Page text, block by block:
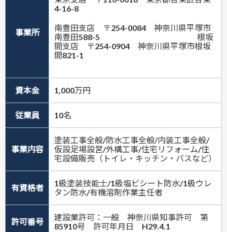
事業所
4-16-8
南豊田支店 〒254-0084 神奈川県平塚市
南豊田588-5 根坂
間支店 〒254-0904 神奈川県平塚市根坂
間821-1
資本金 1,000万円
従業員 10名
事業内容
塗装工事全般/防水工事全般/内装工事全般/
仮設足場設営/外構工事/住宅リフォーム/住
宅設備販売（トイレ・キッチン・バスなど）
有資格者
1級塗装技能士/1級塩ビシート防水/1級ウレ
タン防水/有機溶剤作業主任者
許可番号
建設業許可：一般 神奈川県知事許可 第
85910号 許可年月日 H29.4.1